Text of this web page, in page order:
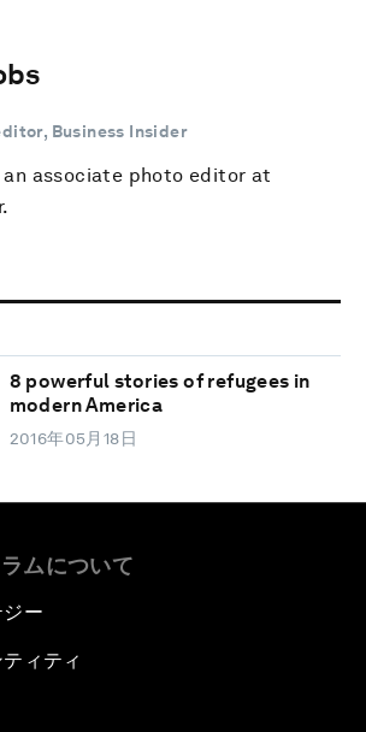
Business Insider
an associate photo editor at
8 powerful stories of refugees in
modern America
2016年05月18日
ムについて
ー
ィティ